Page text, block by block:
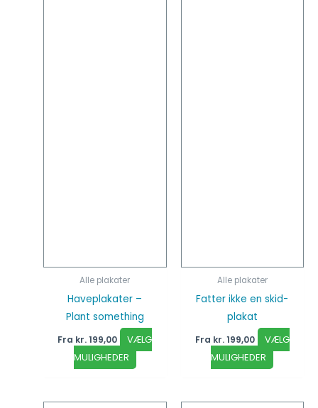
Alle plakater
Haveplakater –
Plant something
Fra kr.199,00
VÆLG
MULIGHEDER
Alle plakater
Fatter ikke en skid-
plakat
Fra kr.199,00
VÆLG
MULIGHEDER